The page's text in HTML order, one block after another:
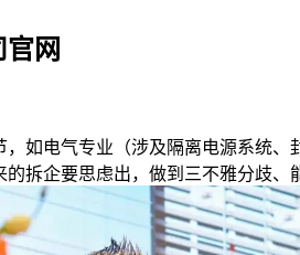
网
电气专业（涉及隔离电源系统、
拆企要思虑出，做到三不雅分歧、